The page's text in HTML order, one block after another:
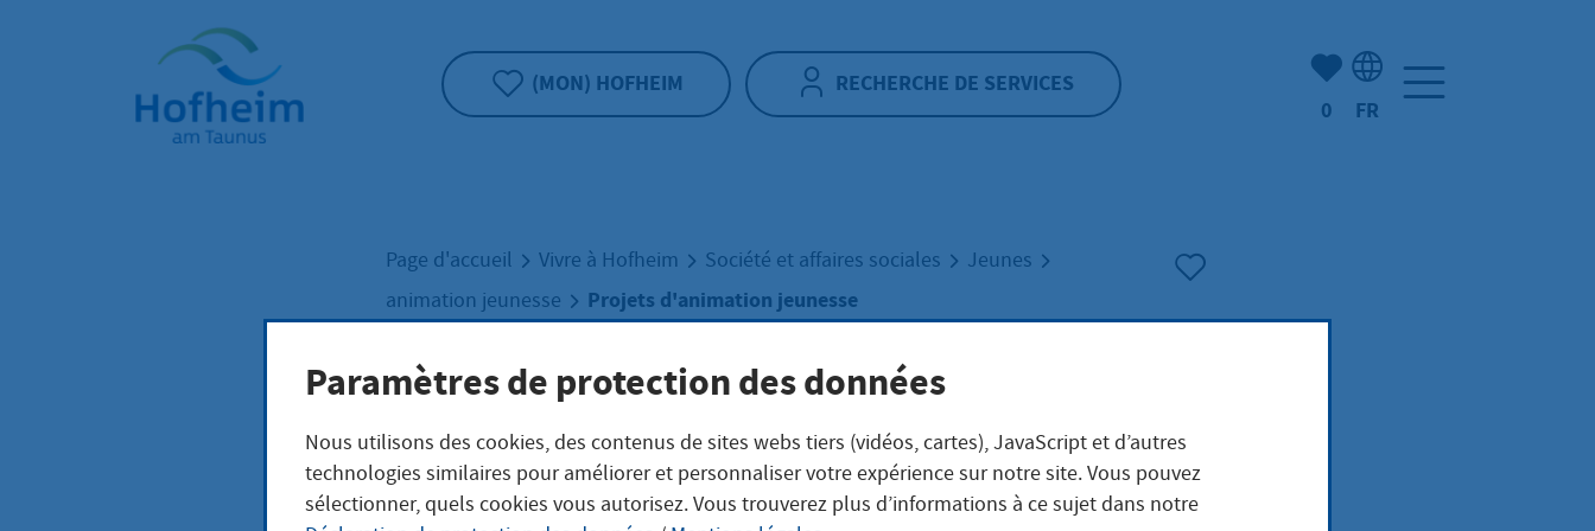
Accueil"
(MON) HOFHEIM RECHERCHE DE SERVICES
Nombre d'éléments mis en
0 FR
Page d'accueil Vivre à Hofheim Société et affaires sociales
Jeunes
animation jeunesse
Projets d'animation jeunesse
Projets d'animation
jeunesse
Paramètres de protection des données
Nous utilisons des cookies, des contenus de sites webs tiers (vidéos, cartes), JavaScript et d’autres
technologies similaires pour améliorer et personnaliser votre expérience sur notre site. Vous pouvez
sélectionner, quels cookies vous autorisez. Vous trouverez plus d’informations à ce sujet dans notre